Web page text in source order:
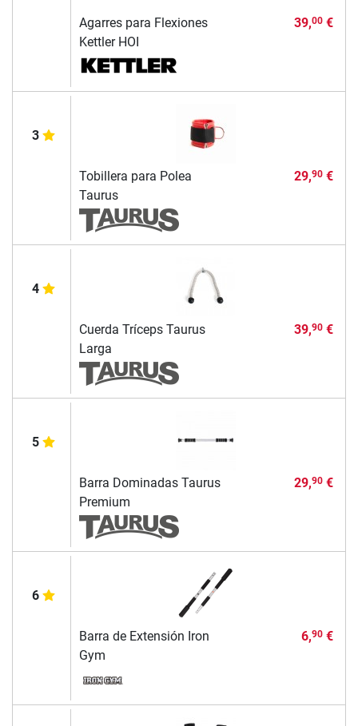
Agarres para Flexiones
Kettler HOI
39,00€
3
Tobillera para Polea
Taurus
29,90€
4
Cuerda Tríceps Taurus
Larga
39,90€
5
Barra Dominadas Taurus
Premium
29,90€
6
Barra de Extensión Iron
Gym
6,90€